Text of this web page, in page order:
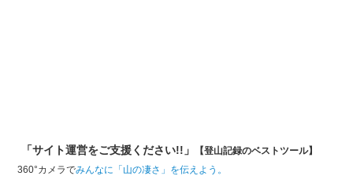
「サイト運営をご支援ください!!」
【登山記録のベストツール】
360°カメラでみんなに「山の凄さ」を伝えよう。